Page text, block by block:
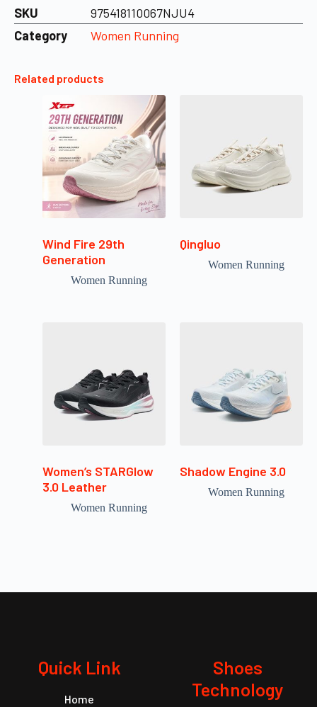
SKU
975418110067NJU4
Category
Women Running
Related products
Wind Fire 29th
Generation
Women Running
Qingluo
Women Running
Women’s STARGlow
3.0 Leather
Women Running
Shadow Engine 3.0
Women Running
Quick Link
Home
Shoes
Technology